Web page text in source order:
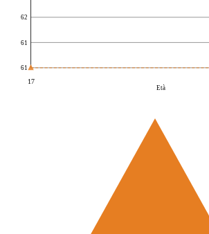
61
61
62
17
Età